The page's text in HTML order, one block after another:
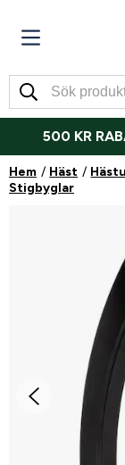
500 KR
Hem Häst
Stigbyglar